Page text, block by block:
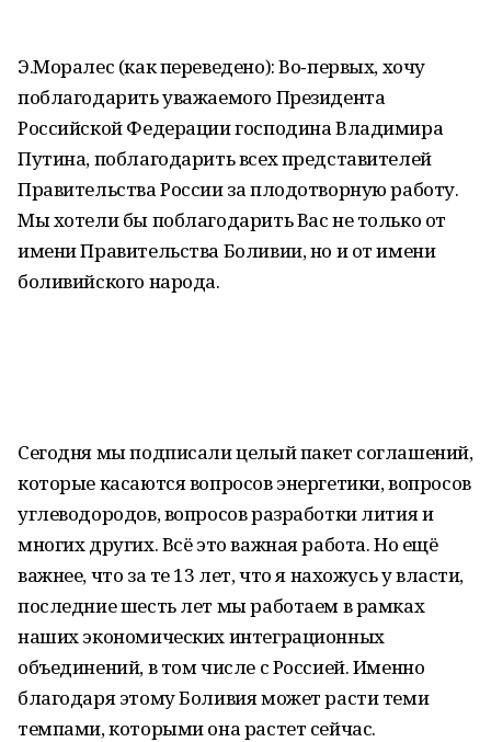
Э.Моралес (как переведено): Во‑первых, хочу
поблагодарить уважаемого Президента
Российской Федерации господина Владимира
Путина, поблагодарить всех представителей
Правительства России за плодотворную работу.
Мы хотели бы поблагодарить Вас не только от
имени Правительства Боливии, но и от имени
боливийского народа.
Сегодня мы подписали целый пакет соглашений,
которые касаются вопросов энергетики, вопросов
углеводородов, вопросов разработки лития и
многих других. Всё это важная работа. Но ещё
важнее, что за те 13 лет, что я нахожусь у власти,
последние шесть лет мы работаем в рамках
наших экономических интеграционных
объединений, в том числе с Россией. Именно
благодаря этому Боливия может расти теми
темпами, которыми она растет сейчас.